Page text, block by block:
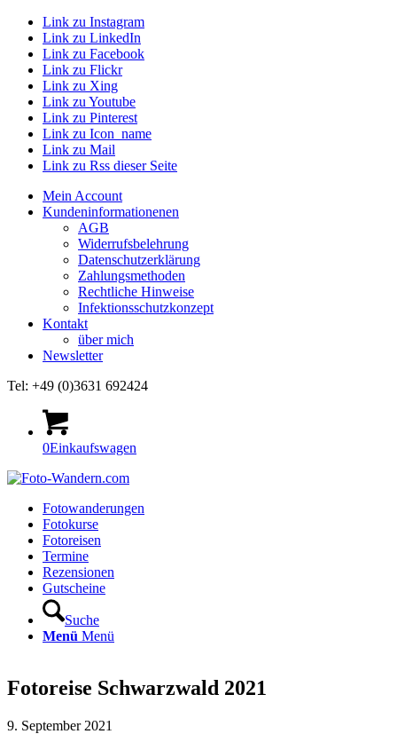
Link zu Instagram
Link zu LinkedIn
Link zu Facebook
Link zu Flickr
Link zu Xing
Link zu Youtube
Link zu Pinterest
Link zu Icon_name
Link zu Mail
Link zu Rss dieser Seite
Mein Account
Kundeninformationenen
AGB
Widerrufsbelehrung
Datenschutzerklärung
Zahlungsmethoden
Rechtliche Hinweise
Infektionsschutzkonzept
Kontakt
über mich
Newsletter
Tel: +49 (0)3631 692424
0Einkaufswagen
Fotowanderungen
Fotokurse
Fotoreisen
Termine
Rezensionen
Gutscheine
Suche
Menü Menü
Fotoreise Schwarzwald 2021
9. September 2021